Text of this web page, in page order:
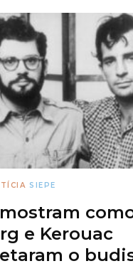
SIEPE
e Kerouac
o